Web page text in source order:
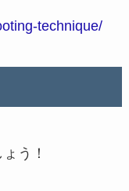
technique/
う！